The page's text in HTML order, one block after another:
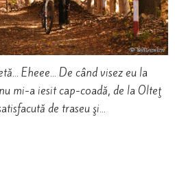
Eheee… De când visez eu la
mi-a iesit cap-coadă, de la Olteţ
de traseu şi…